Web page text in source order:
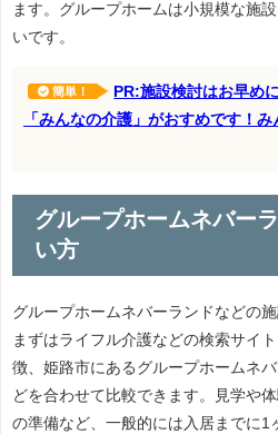
ます。グループホームは小規模な施
いです。
簡単！
PR:施設検討はお早め
「みんなの介護」がおすめです！
グループホームネバー
い方
グループホームネバーランドなどの
まずはライフル介護などの検索サイ
徴、姫路市にあるグループホームネ
どを合わせて比較できます。見学や
の準備など、一般的には入居までに1